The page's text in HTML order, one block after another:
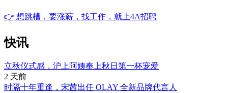
👉 想跳槽，要涨薪，找工作，就上4A招聘
快讯
立秋仪式感，沪上阿姨奉上秋日第一杯宠爱
2 天前
时隔十年重逢，宋茜出任 OLAY 全新品牌代言人